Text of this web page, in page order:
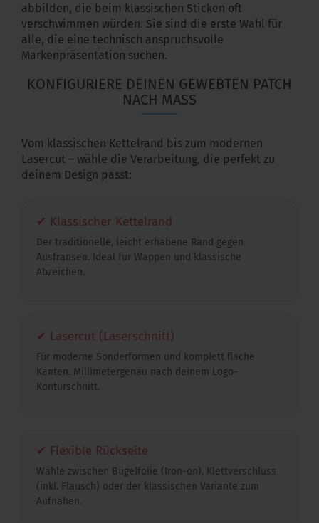
abbilden, die beim klassischen Sticken oft
verschwimmen würden. Sie sind die erste Wahl für
alle, die eine technisch anspruchsvolle
Markenpräsentation suchen.
KONFIGURIERE DEINEN GEWEBTEN PATCH
NACH MASS
Vom klassischen Kettelrand bis zum modernen
Lasercut – wähle die Verarbeitung, die perfekt zu
deinem Design passt:
✔ Klassischer Kettelrand
Der traditionelle, leicht erhabene Rand gegen
Ausfransen. Ideal für Wappen und klassische
Abzeichen.
✔ Lasercut (Laserschnitt)
Für moderne Sonderformen und komplett flache
Kanten. Millimetergenau nach deinem Logo-
Konturschnitt.
✔ Flexible Rückseite
Wähle zwischen Bügelfolie (Iron-on), Klettverschluss
(inkl. Flausch) oder der klassischen Variante zum
Aufnähen.